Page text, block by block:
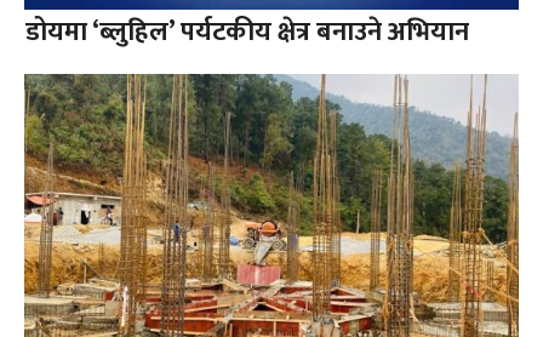
डोयमा ‘ब्लुहिल’ पर्यटकीय क्षेत्र बनाउने अभियान